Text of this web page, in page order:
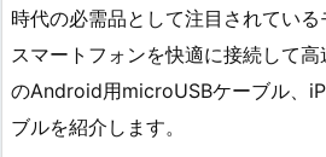
時代の必需品として注目されてい
スマートフォンを快適に接続して
のAndroid用microUSBケーブル、
ブルを紹介します。